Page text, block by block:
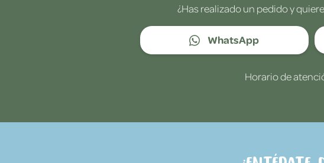
¿Has realizado un pedido y
WhatsApp
Horario de